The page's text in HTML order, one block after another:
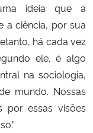
ideia que a
a ciência, por sua
há cada vez
ele, é algo
na sociologia,
mundo. Nossas
por essas visões